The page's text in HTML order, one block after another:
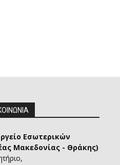
Εσωτερικών
Μακεδονίας - Θράκης)